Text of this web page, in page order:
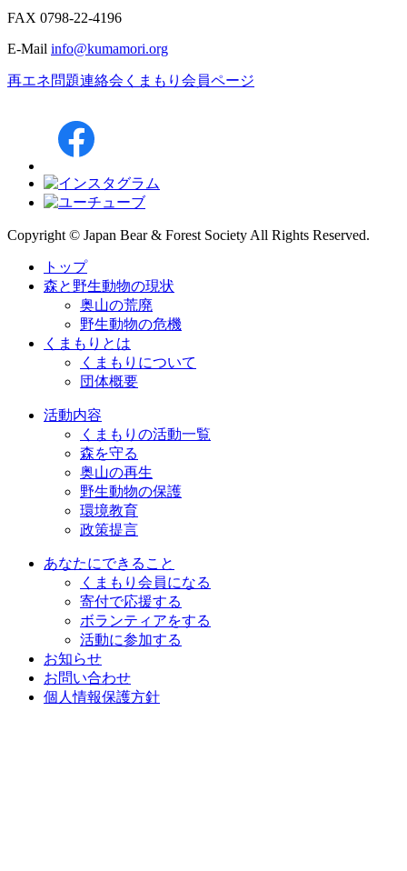
FAX 0798-22-4196
E-Mail info@kumamori.org
再エネ問題連絡会 くまもり会員ページ
Copyright © Japan Bear & Forest Society All Rights Reserved.
トップ
森と野生動物の現状
奥山の荒廃
野生動物の危機
くまもりとは
くまもりについて
団体概要
活動内容
くまもりの活動一覧
森を守る
奥山の再生
野生動物の保護
環境教育
政策提言
あなたにできること
くまもり会員になる
寄付で応援する
ボランティアをする
活動に参加する
お知らせ
お問い合わせ
個人情報保護方針